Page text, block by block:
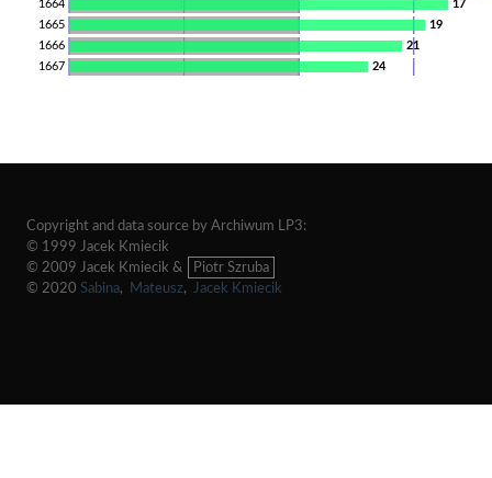
17
1664
19
1665
21
1666
24
1667
Copyright and data source by Archiwum LP3:
© 1999 Jacek Kmiecik
© 2009 Jacek Kmiecik &
Piotr Szruba
© 2020 Sabina, Mateusz, Jacek Kmiecik